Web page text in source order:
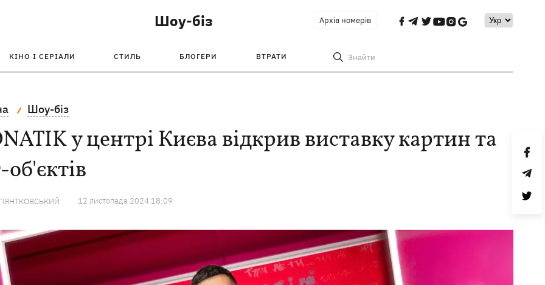
Шоу-біз Архів номерів
КІНО І СЕРІАЛИ СТИЛЬ БЛОГЕРИ ВТРАТИ Знайти
Шоу-біз
у центрі Києва відкрив виставку картин та
12 листопада 2024 18:09